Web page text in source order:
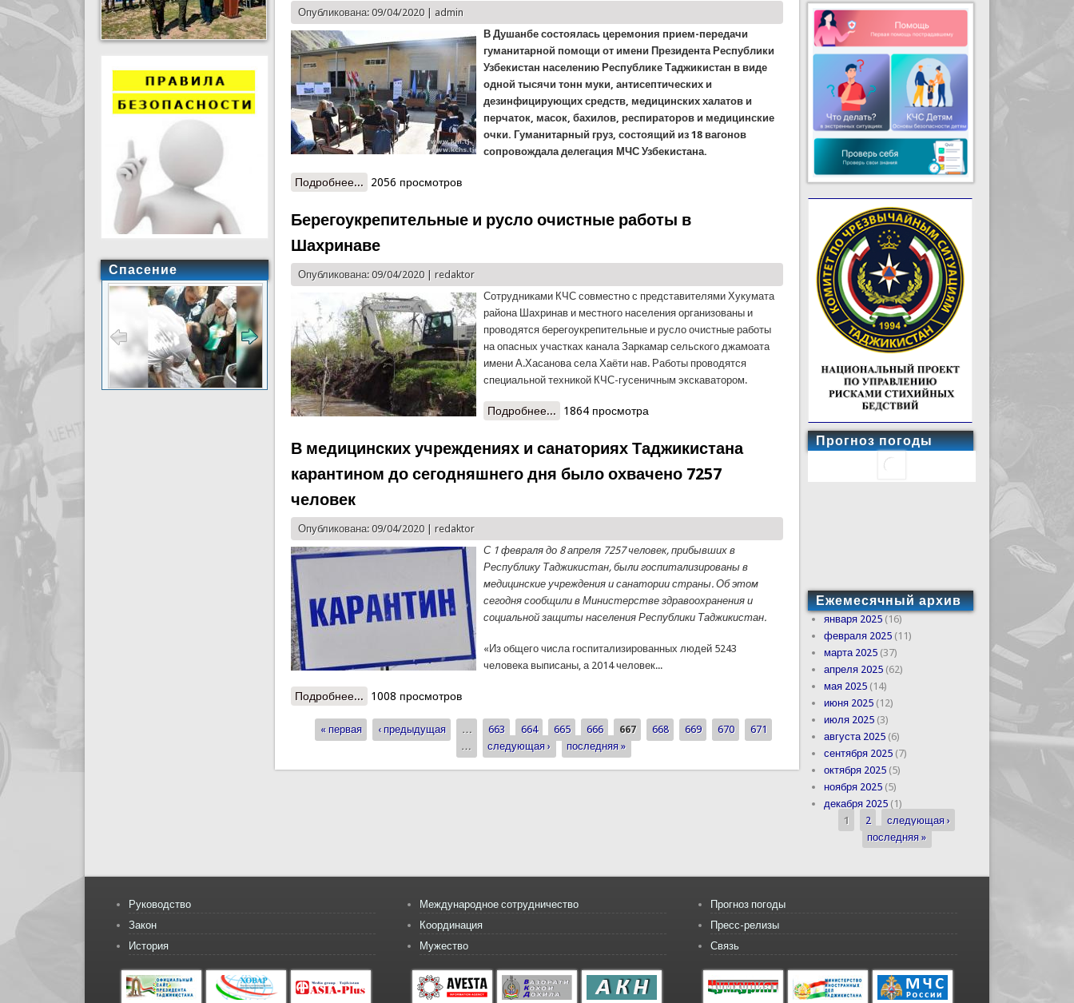
Опубликована: 09/04/2020 | admin
В Душанбе состоялась церемония прием-передачи
гуманитарной помощи от имени Президента Республики
Узбекистан населению Республике Таджикистан в виде
одной тысячи тонн муки, антисептических и
дезинфицирующих средств, медицинских халатов и
перчаток, масок, бахилов, респираторов и медицинские
очки. Гуманитарный груз, состоящий из 18 вагонов
сопровождала делегация МЧС Узбекистана.
Подробнее... о Оказание гуманитарной помощи Республики Узбекистан –Республике Таджикистан
2056 просмотров
Берегоукрепительные и русло очистные работы в
Шахринаве
Опубликована: 09/04/2020 |redaktor
Сотрудниками КЧС совместно с представителями Хукумата
района Шахринав и местного населения организованы и
проводятся берегоукрепительные и русло очистные работы
на опасных участках канала Заркамар сельского джамоата
имени А.Хасанова села Хаёти нав. Работы проводятся
специальной техникой КЧС-гусеничным экскаватором.
Подробнее... о Берегоукрепительные и русло очистные работы в Шахринаве
1864 просмотра
В медицинских учреждениях и санаториях Таджикистана
карантином до сегодняшнего дня было охвачено 7257
человек
Опубликована: 09/04/2020 |redaktor
С 1 февраля до 8 апреля 7257 человек, прибывших в
Республику Таджикистан, были госпитализированы в
медицинские учреждения и санатории страны. Об этом
сегодня сообщили в Министерстве здравоохранения и
социальной защиты населения Республики Таджикистан.
«Из общего числа госпитализированных людей 5243
человека выписаны, а 2014 человек...
Подробнее... о В медицинских учреждениях и санаториях Таджикистана карантином до сегодняшнего дня было охвачено 7257
1008 просмотров
Страницы
« первая ‹ предыдущая … 663 664 665 666 667 668 669 670
671
…
следующая › последняя »
Спасение
Прогноз погоды
Ежемесячный архив
января 2025(16)
февраля 2025(11)
марта 2025(37)
апреля 2025(62)
мая 2025(14)
июня 2025(12)
июля 2025(3)
августа 2025(6)
сентября 2025(7)
октября 2025(5)
ноября 2025(5)
декабря 2025(1)
Страницы
1 2
следующая ›
последняя »
Руководство
Закон
История
Международное сотрудничество
Координация
Мужество
Прогноз погоды
Пресс-релизы
Связь